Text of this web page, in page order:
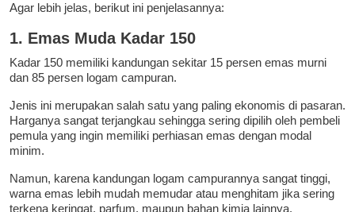
Agar lebih jelas, berikut ini penjelasannya:
1. Emas Muda Kadar 150
Kadar 150 memiliki kandungan sekitar 15 persen emas murni
dan 85 persen logam campuran.
Jenis ini merupakan salah satu yang paling ekonomis di pasaran.
Harganya sangat terjangkau sehingga sering dipilih oleh pembeli
pemula yang ingin memiliki perhiasan emas dengan modal
minim.
Namun, karena kandungan logam campurannya sangat tinggi,
warna emas lebih mudah memudar atau menghitam jika sering
terkena keringat, parfum, maupun bahan kimia lainnya.